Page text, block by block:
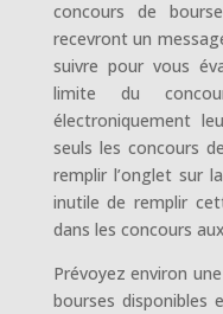
concours de
recevront un
suivre pour vous
limite du
électroniquement
seuls les concours
remplir l’onglet sur
inutile de remplir
dans les concours
Prévoyez environ
bourses disponibles